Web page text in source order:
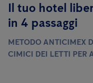
Il tuo hotel
in 4 passaggi
METODO ANTICIMEX
CIMICI DEI LETTI PER